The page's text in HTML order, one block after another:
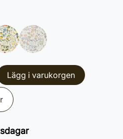
Lägg i varukorgen